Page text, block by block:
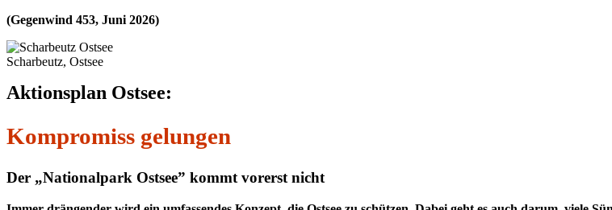
(Gegenwind 453, Juni 2026)
Scharbeutz, Ostsee
Aktionsplan Ostsee:
Kompromiss gelungen
Der „Nationalpark Ostsee” kommt vorerst nicht